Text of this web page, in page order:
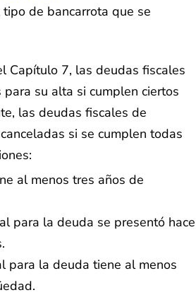
de bancarrota que se
Capítulo 7, las deudas fiscales
su alta si cumplen ciertos
las deudas fiscales de
si se cumplen todas
al menos tres años de
para la deuda se presentó hace
para la deuda tiene al menos